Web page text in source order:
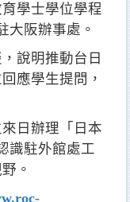
學士學位學程
大阪辦事處。
說明推動台日
應學生提問，
日辦理「日本
識駐外館處工
。